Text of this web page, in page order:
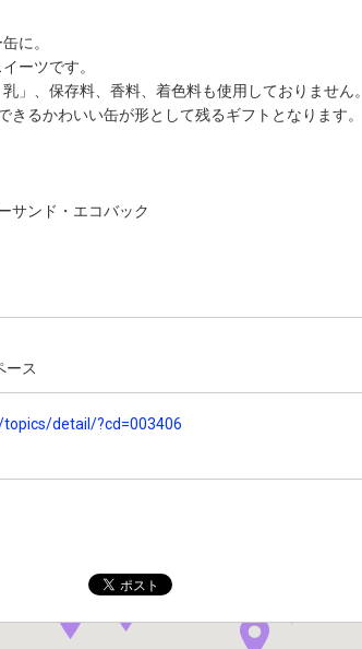
に。
ーツです。
」、保存料、香料、着色料も使用しておりません。
るかわいい缶が形として残るギフトとなります。
サンド・エコバック
ース
detail/?cd=003406